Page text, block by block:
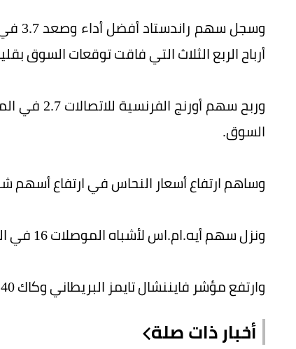
أرباح الربع الثلاث التي فاقت توقعات السوق
وربح سهم
السوق.
وساهم ارتفاع أسعار النحاس في ارتفاع أسهم
ونزل سهم أيه.ام.اس لأشباه الموصلات 16 في المئة، بعد أن جاءت توقعاته لنتائح الربع الأخير ضعيفة.
وارتفع مؤشر فايننشال تايمز البريطاني وكاك 40 الفرنسي وداكس 0.2 في المئة عند الفتح.
أخبار ذات صلة